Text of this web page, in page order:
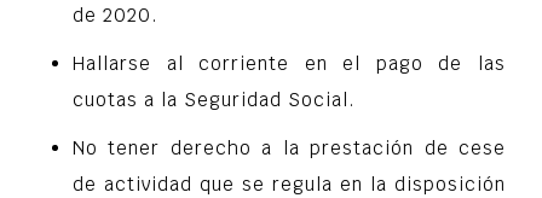
de 2020.
Hallarse al corriente en el pago de las
cuotas a la Seguridad Social.
No tener derecho a la prestación de cese
de actividad que se regula en la disposición